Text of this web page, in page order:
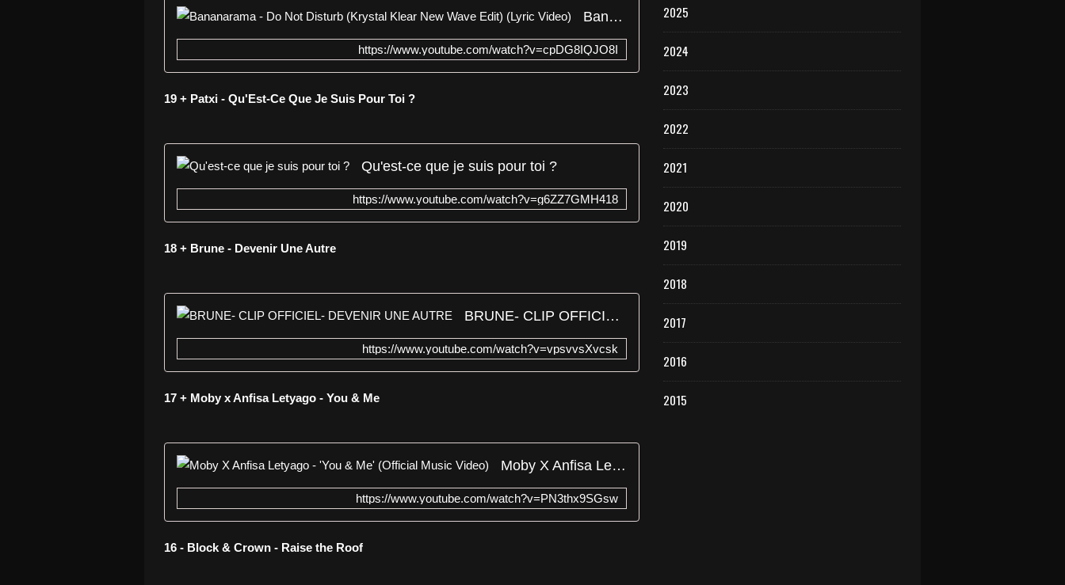
Bananarama - Do Not Disturb (Krystal Klear New Wave Edit) (Lyric Video)
https://www.youtube.com/watch?v=cpDG8IQJO8I
19 + Patxi - Qu'Est-Ce Que Je Suis Pour Toi ?
Qu'est-ce que je suis pour toi ?
https://www.youtube.com/watch?v=g6ZZ7GMH418
18 + Brune - Devenir Une Autre
BRUNE- CLIP OFFICIEL- DEVENIR UNE AUTRE
https://www.youtube.com/watch?v=vpsvvsXvcsk
17 + Moby x Anfisa Letyago - You & Me
Moby X Anfisa Letyago - 'You & Me' (Official Music Video)
https://www.youtube.com/watch?v=PN3thx9SGsw
16 - Block & Crown - Raise the Roof
2025
2024
2023
2022
2021
2020
2019
2018
2017
2016
2015